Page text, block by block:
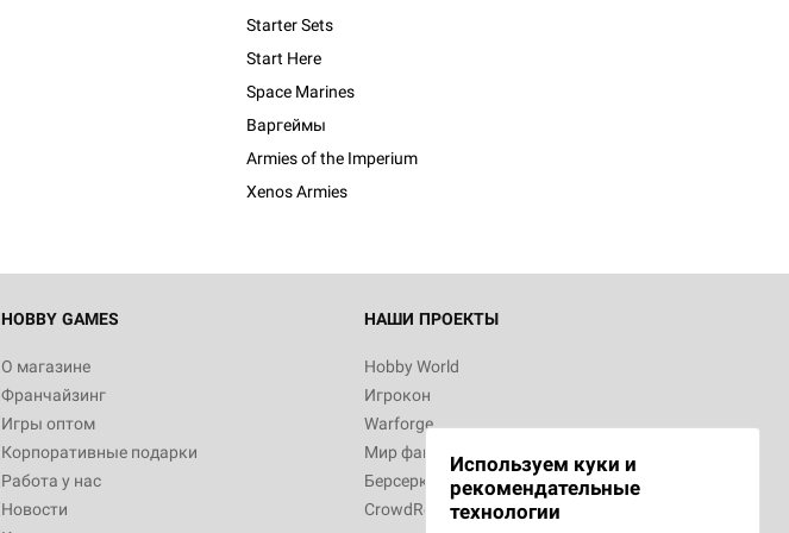
Starter Sets
Start Here
Space Marines
Варгеймы
Armies of the Imperium
Xenos Armies
HOBBY GAMES
О магазине
Франчайзинг
Игры оптом
Корпоративные подарки
Работа у нас
Новости
НАШИ ПРОЕКТЫ
Hobby World
Игрокон
Warforge
Мир фантастики
Берсерк
CrowdRepublic
Используем куки и
рекомендательные
технологии
Настольная игра Hobby World Монстры
Белая смерть
12 990
Настольная игра Hobby World Ужас
3 490